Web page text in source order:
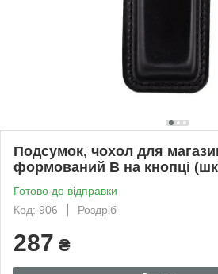
Подсумок, чохол для
формований B на кнопці
Готово до відправки
Код: 906
Роздріб
287 ₴